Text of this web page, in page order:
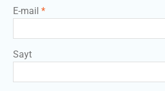
E-mail *
Sayt